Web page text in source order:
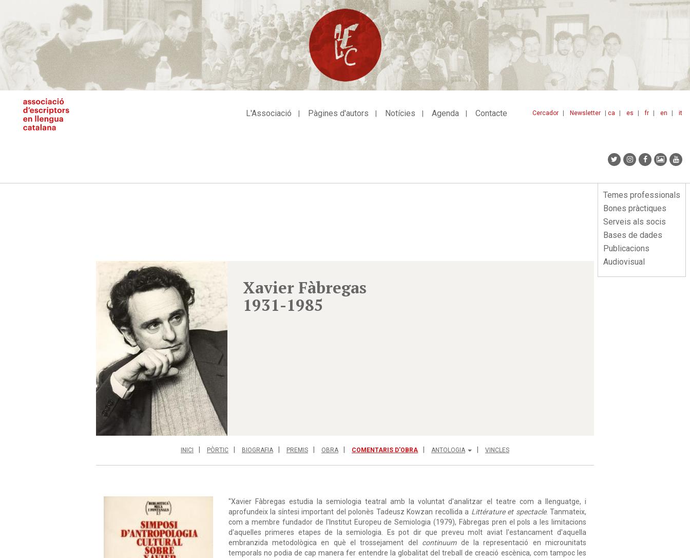
contingut
ca es fr en it
Cercador Newsletter
L'Associació Pàgines d'autors Notícies Agenda Contacte
Menu
lateral
Temes professionals
Bones pràctiques
Serveis als socis
Bases de dades
Publicacions
Audiovisual
Xavier Fàbregas
1931-1985
INICI PÒRTIC BIOGRAFIA PREMIS OBRA COMENTARIS D'OBRA ANTOLOGIA VINCLES
"Xavier Fàbregas estudia la semiologia teatral amb la voluntat d'analitzar el teatre com a llenguatge, i
aprofundeix la síntesi important del polonès Tadeusz Kowzan recollida a Littérature et spectacle. Tanmateix,
com a membre fundador de l'Institut Europeu de Semiologia (1979), Fàbregas pren el pols a les limitacions
d'aquelles primeres etapes de la semiologia. Es pot dir que preveu molt aviat l'estancament d'aquella
embranzida metodològica en què el trossejament del continuumde la representació en microunitats
temporals no podia de cap manera fer entendre la globalitat del treball de creació escènica, com tampoc les